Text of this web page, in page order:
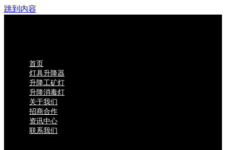
跳到内容
首页
灯具升降器
升降工矿灯
升降消毒灯
关于我们
招商合作
资讯中心
联系我们